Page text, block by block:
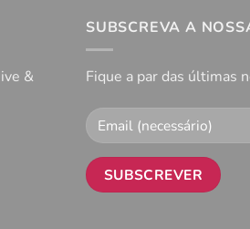
&
SUBSCREVA A
Fique a par das últimas